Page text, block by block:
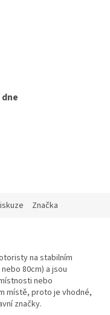
Značka
na stabilním
80cm) a jsou
nebo
místě, proto je vhodné,
značky.